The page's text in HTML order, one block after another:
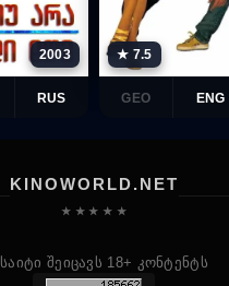
2003
RUS
★ 7.5
GEO ENG
KINOWORLD.NET
★ ★ ★ ★ ★
საიტი შეიცავს 18+ კონტენტს